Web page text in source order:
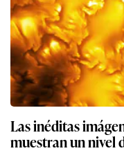
Las inéditas
muestran un nivel